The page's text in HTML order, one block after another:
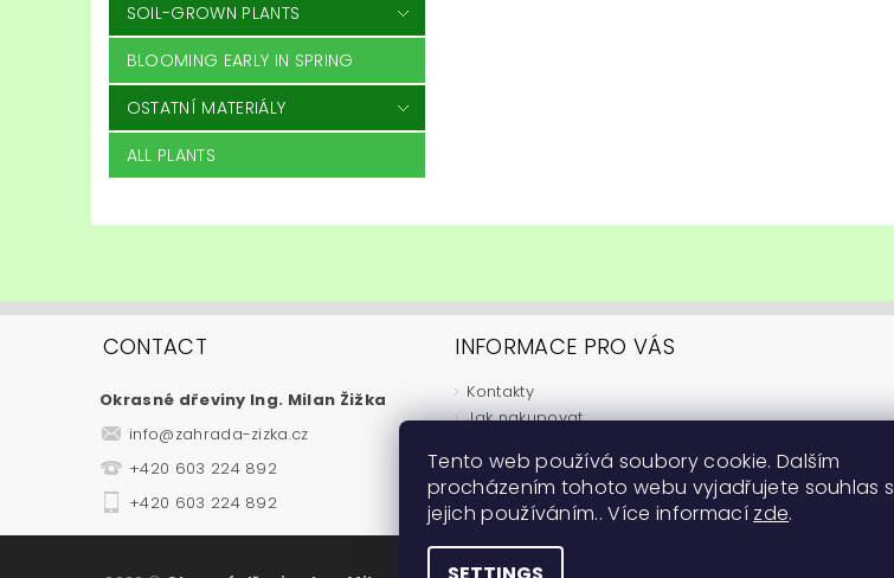
SOIL-GROWN PLANTS
BLOOMING EARLY IN SPRING
OSTATNÍ MATERIÁLY
ALL PLANTS
CONTACT
Okrasné dřeviny Ing. Milan Žižka
info@zahrada-zizka.cz
+420 603 224 892
+420 603 224 892
INFORMACE PRO VÁS
Kontakty
Jak nakupovat
Podmínky ochrany osobních údajů
Fytosanitární informace
Návody na pěstování
Tento web používá soubory cookie. Dalším
procházením tohoto webu vyjadřujete souhlas s
jejich používáním.. Více informací zde.